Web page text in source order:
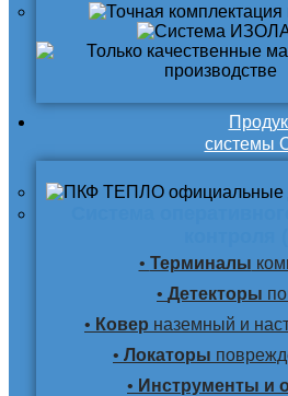
системы
• Терминалы
• Детекторы
• Ковер наземный и
• Локаторы
• Инструменты и